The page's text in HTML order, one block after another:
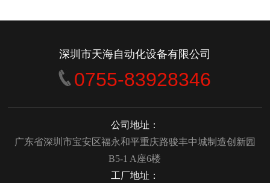
深圳市天海自动化设备有限公司
0755-83928346
公司地址：
广东省深圳市宝安区福永和平重庆路骏丰中城制造创新园
B5-1 A座6楼
工厂地址：